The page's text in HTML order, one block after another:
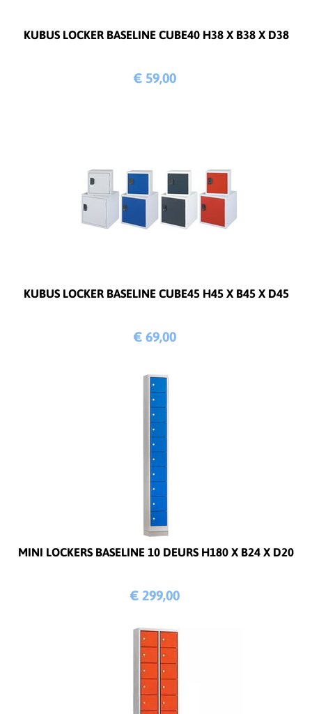
KUBUS LOCKER BASELINE CUBE40 H38 X B38 X D38
€ 59,00
KUBUS LOCKER BASELINE CUBE45 H45 X B45 X D45
€ 69,00
MINI LOCKERS BASELINE 10 DEURS H180 X B24 X D20
€ 299,00